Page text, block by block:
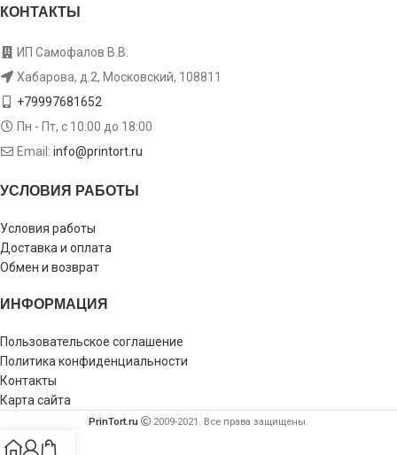
КОНТАКТЫ
ИП Самофалов В.В.
Хабарова, д.2, Московский, 108811
+79997681652
Пн - Пт, с 10:00 до 18:00
Email: info@printort.ru
УСЛОВИЯ РАБОТЫ
Условия работы
Доставка и оплата
Обмен и возврат
ИНФОРМАЦИЯ
Пользовательское соглашение
Политика конфиденциальности
Контакты
Карта сайта
PrinTort.ru 2009-2021. Все права защищены.